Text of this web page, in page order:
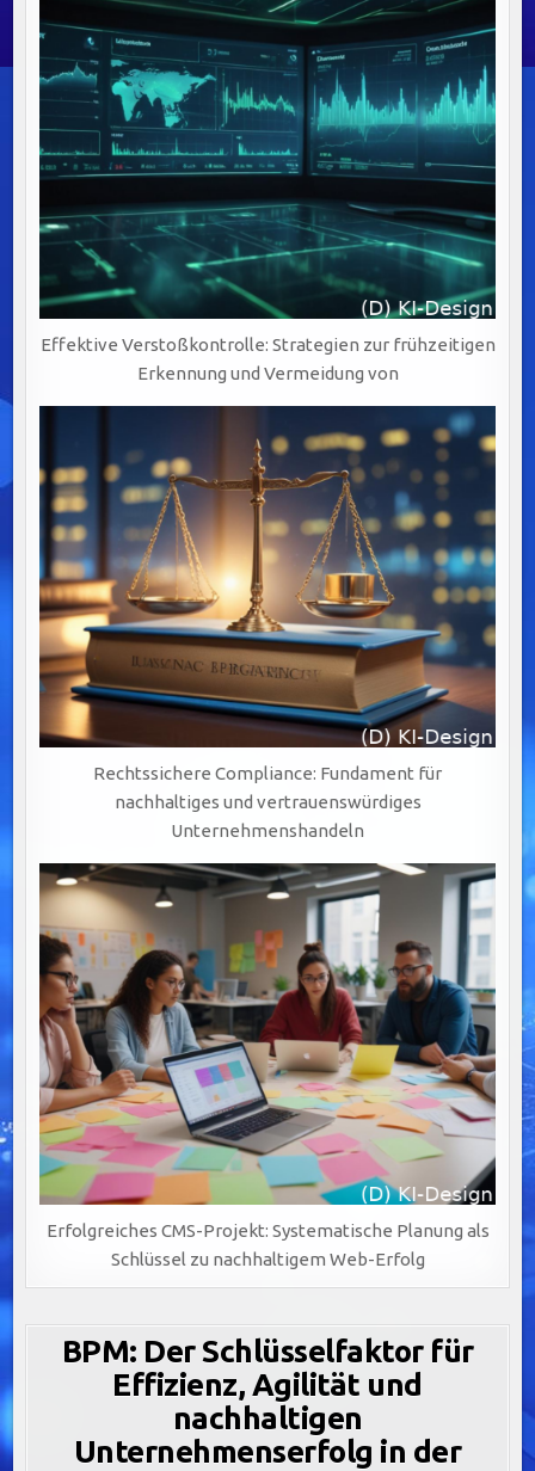
Effektive Verstoßkontrolle: Strategien zur frühzeitigen
Erkennung und Vermeidung von
Rechtssichere Compliance: Fundament für
nachhaltiges und vertrauenswürdiges
Unternehmenshandeln
Erfolgreiches CMS-Projekt: Systematische Planung als
Schlüssel zu nachhaltigem Web-Erfolg
BPM: Der Schlüsselfaktor für
Effizienz, Agilität und
nachhaltigen
Unternehmenserfolg in der